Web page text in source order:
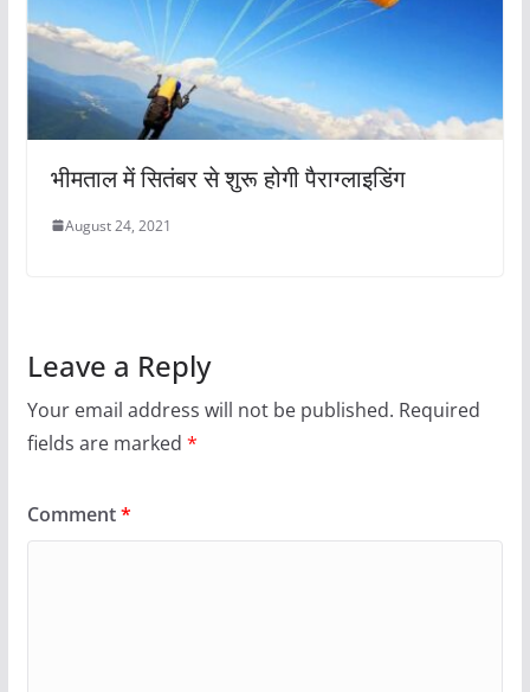
भीमताल में सितंबर से शुरू होगी पैराग्लाइडिंग
August 24, 2021
Leave a Reply
Your email address will not be published. Required
fields are marked *
Comment*